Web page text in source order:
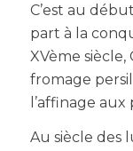
C’est au
part à la
XVème
fromage
l’affinage
Au siècle des